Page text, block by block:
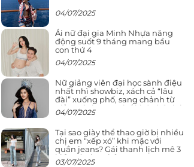
04/07/2025
Ái nữ đại gia Minh Nhựa năng
động suốt 9 tháng mang bầu
con thứ 4
04/07/2025
Nữ giảng viên đại học sành điệu
nhất nhì showbiz, xách cả “lâu
đài” xuống phố, sang chảnh từ
giảng đường ra phố khó ai đọ lại
04/07/2025
Tại sao giày thể thao giờ bị nhiều
chị em “xếp xó” khi mặc với
quần jeans? Gái thanh lịch mê 3
kiểu này hơn hẳn
03/07/2025